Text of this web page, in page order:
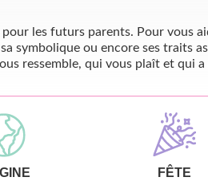
les futurs parents. Pour vous
symbolique ou encore ses traits
ressemble, qui vous plaît et qui
FÊTE